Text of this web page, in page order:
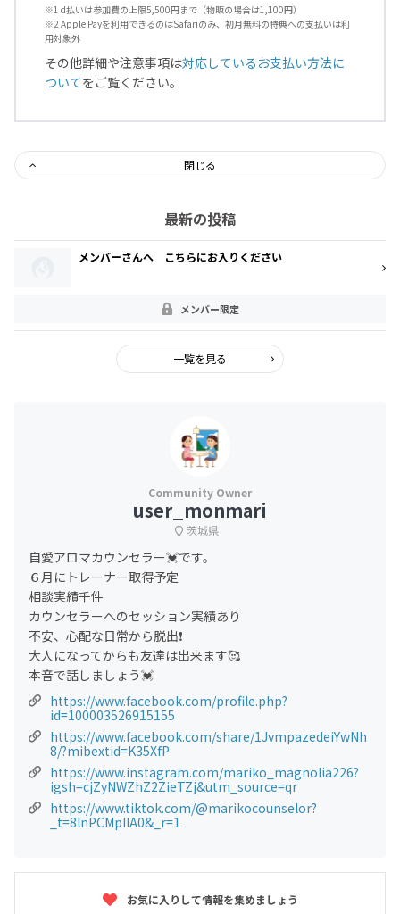
※1 d払いは参加費の上限5,500円まで（物販の場合は1,100円）
※2 Apple Payを利用できるのはSafariのみ、初月無料の特典への支払いは利
用対象外
その他詳細や注意事項は対応しているお支払い方法に
ついてをご覧ください。
閉じる
最新の投稿
メンバーさんへ こちらにお入りください
メンバー限定
一覧を見る
user_monmari
茨城県
自愛アロマカウンセラー💓です。
６月にトレーナー取得予定
相談実績千件
カウンセラーへのセッション実績あり
不安、心配な日常から脱出❗️
大人になってからも友達は出来ます🥰
本音で話しましょう💓
https://www.facebook.com/profile.php?
id=100003526915155
https://www.facebook.com/share/1JvmpazedeiYwNh
8/?mibextid=K35XfP
https://www.instagram.com/mariko_magnolia226?
igsh=cjZyNWZhZ2ZieTZj&utm_source=qr
https://www.tiktok.com/@marikocounselor?
_t=8lnPCMpIIA0&_r=1
お気に入りして情報を集めましょう